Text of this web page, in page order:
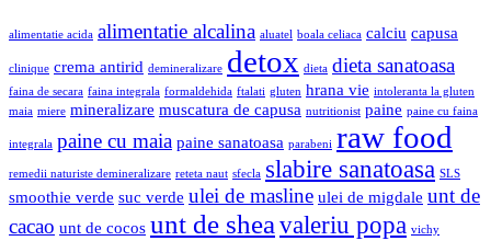
alimentatie acida alimentatie alcalina aluatel boala celiaca calciu capusa
clinique crema antirid demineralizare detox dieta dieta sanatoasa
faina de secara faina integrala formaldehida ftalati gluten hrana vie intoleranta la gluten
maia miere mineralizare muscatura de capusa nutritionist paine paine cu faina
integrala paine cu maia paine sanatoasa parabeni raw food
remedii naturiste demineralizare reteta naut sfecla slabire sanatoasa SLS
smoothie verde suc verde ulei de masline ulei de migdale unt de
cacao unt de cocos unt de shea valeriu popa vichy